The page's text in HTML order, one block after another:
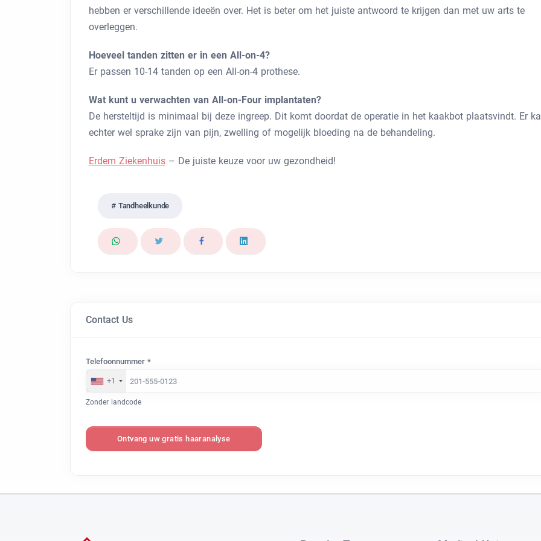
hebben er verschillende ideeën over. Het is beter om het juiste antwoord te krijgen dan met uw arts te
overleggen.
Hoeveel tanden zitten er in een All-on-4?
Er passen 10-14 tanden op een All-on-4 prothese.
Wat kunt u verwachten van All-on-Four implantaten?
De hersteltijd is minimaal bij deze ingreep. Dit komt doordat de operatie in het kaakbot plaatsvindt. Er
echter wel sprake zijn van pijn, zwelling of mogelijk bloeding na de behandeling.
Erdem Ziekenhuis – De juiste keuze voor uw gezondheid!
Tandheelkunde
Contact Us
Telefoonnummer *
+1
Zonder landcode
Ontvang uw gratis haaranalyse